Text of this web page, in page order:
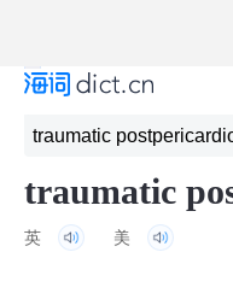
traumatic
英 美